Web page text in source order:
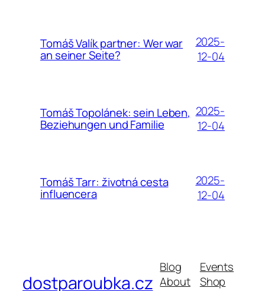
Tomáš Valík partner: Wer war
an seiner Seite?
2025-
12-04
Tomáš Topolánek: sein Leben,
Beziehungen und Familie
2025-
12-04
Tomáš Tarr: životná cesta
influencera
2025-
12-04
dostparoubka.cz
Blog
About
Events
Shop